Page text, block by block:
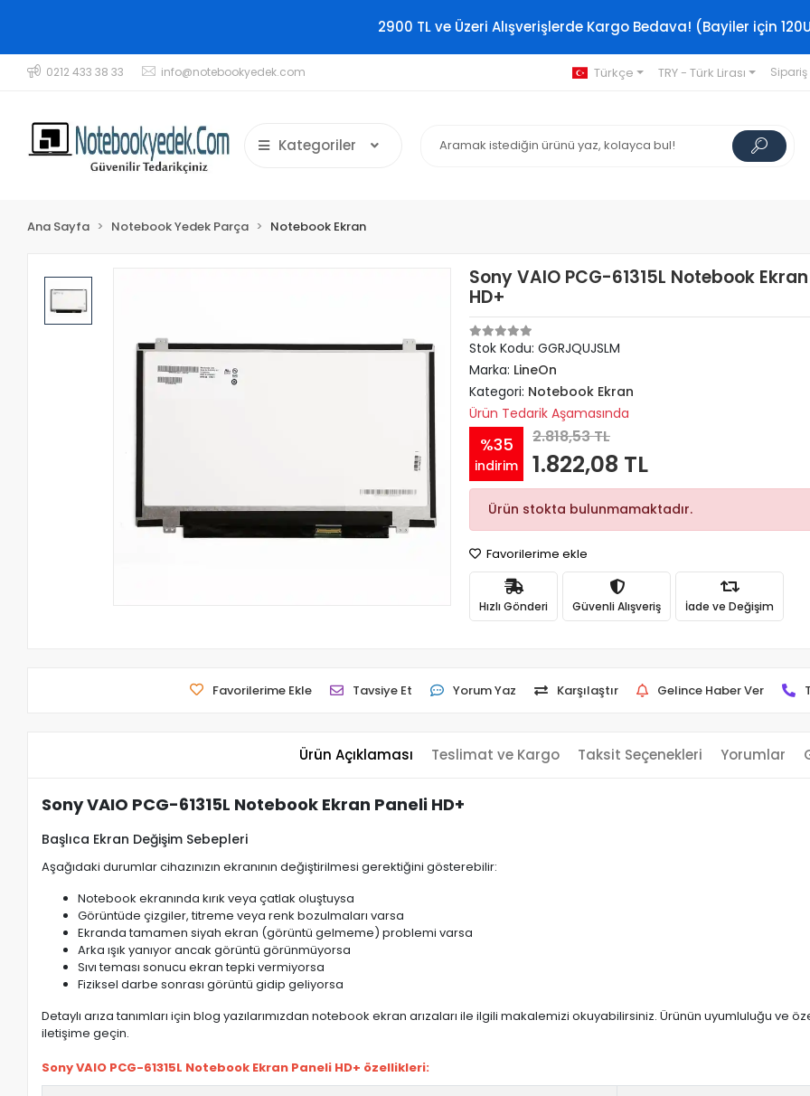
2900 TL ve Üzeri Alışverişlerde Kargo Bedava! (Bayiler için
0212 433 38 33 info@notebookyedek.com Türkçe TRY - Türk Lirası
Kategoriler
Ana Sayfa Notebook Yedek Parça Notebook Ekran
Sony VAIO PCG-61315L Notebook
HD+
Stok Kodu: GGRJQUJSLM
Marka: LineOn
Kategori: Notebook Ekran
Ürün Tedarik Aşamasında
%35
indirim
2.818,53 TL
1.822,08 TL
Ürün stokta bulunmamaktadır.
Favorilerime ekle
Hızlı Gönderi Güvenli Alışveriş İade ve Değişim
Favorilerime Ekle Tavsiye Et Yorum Yaz Karşılaştır Gelince Haber Ver
Ürün Açıklaması Teslimat ve Kargo Taksit Seçenekleri Yorumlar
Sony VAIO PCG-61315L Notebook Ekran Paneli HD+
Başlıca Ekran Değişim Sebepleri
Aşağıdaki durumlar cihazınızın ekranının değiştirilmesi gerektiğini gösterebilir:
Notebook ekranında kırık veya çatlak oluştuysa
Görüntüde çizgiler, titreme veya renk bozulmaları varsa
Ekranda tamamen siyah ekran (görüntü gelmeme) problemi varsa
Arka ışık yanıyor ancak görüntü görünmüyorsa
Sıvı teması sonucu ekran tepki vermiyorsa
Fiziksel darbe sonrası görüntü gidip geliyorsa
Detaylı arıza tanımları için blog yazılarımızdan notebook ekran arızaları ile ilgili makalemizi okuyabilirsiniz. Ürünün uyumluluğu
iletişime geçin.
Sony VAIO PCG-61315L Notebook Ekran Paneli HD+ özellikleri: